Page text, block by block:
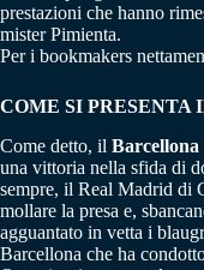
prestazioni che hanno
mister Pimienta.
Per i bookmakers
COME SI PRESENTA
Come detto, il Barcellona
una vittoria nella sfida di
sempre, il Real Madrid di
mollare la presa e,
agguantato in vetta i
Barcellona che ha